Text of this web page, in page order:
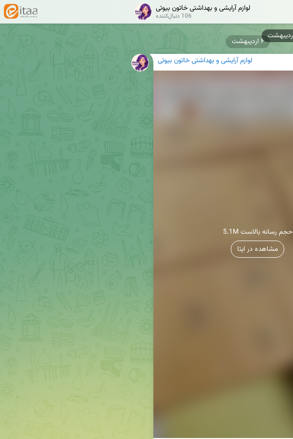
لوازم آرایشی و بهداشتی خاتون بیوتی
106 دنبال‌کننده
لوازم آرایشی و بهداشتی خاتون بیوتی
5.1M حجم رسانه بالاست
مشاهده در ایتا
۶ اردیبهشت